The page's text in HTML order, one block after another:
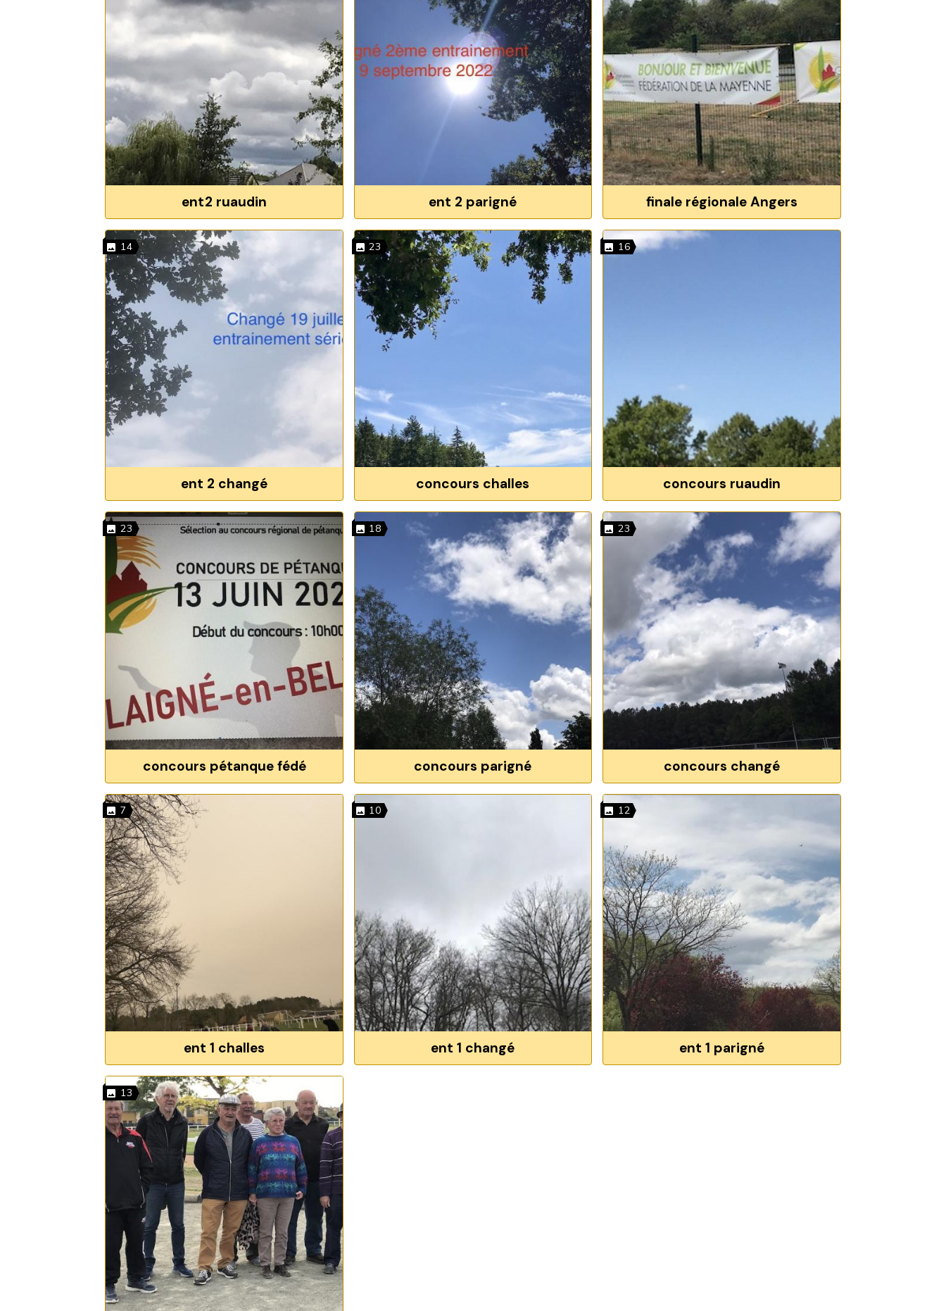
ent2 ruaudin ent 2 parigné finale régionale Angers
14
ent 2 changé
23
concours challes
16
concours ruaudin
23
concours pétanque fédé
18
concours parigné
23
concours changé
7
ent 1 challes
10
ent 1 changé
12
ent 1 parigné
13